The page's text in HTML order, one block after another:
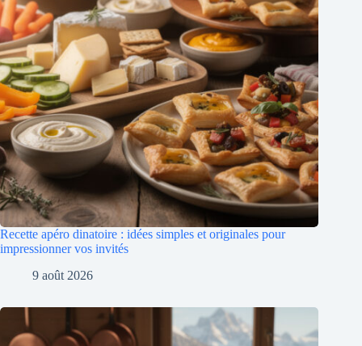
Recette apéro dinatoire : idées simples et originales pour
impressionner vos invités
9 août 2026